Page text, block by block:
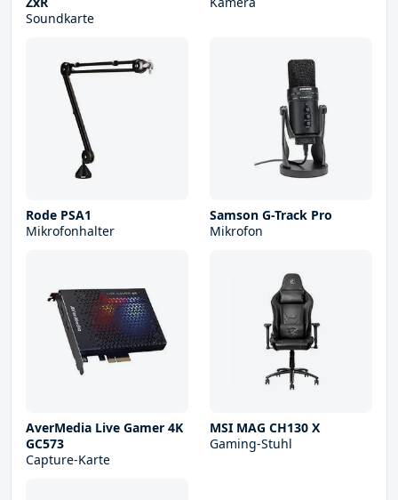
Soundkarte
Rode PSA1
Mikrofonhalter
Samson G-Track Pro
Mikrofon
AverMedia Live Gamer 4K
GC573
Capture-Karte
MSI MAG CH130 X
Gaming-Stuhl